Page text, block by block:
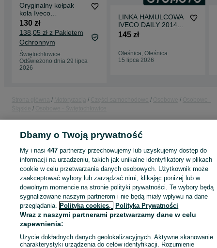
Oryginalny kołpak
koła Iveco
5801794827 felga 16
cali modele po 2014
roku
130 zł
138,05 zł z Pakietem
Ochronnym
Świętochłowice
Odświeżono dnia 29 lipca
2026
LINKA HAMULCOWA
IVECO DAILY 2014-
5802235434
145 zł
Oleśnica, Oleśnica
15 lipca 2026
KATEGORIA
ID:1069559571
Kup
Dbamy o Twoją prywatność
My i nasi447 partnerzy przechowujemy lub uzyskujemy dostęp do
informacji na urządzeniu, takich jak unikalne identyfikatory w plikach
cookie w celu przetwarzania danych osobowych. Użytkownik może
zaakceptować wybory lub zarządzać nimi, klikając poniżej lub w
dowolnym momencie na stronie polityki prywatności. Te wybory będą
sygnalizowane naszym partnerom i nie będą miały wpływu na dane
przeglądania. Polityka cookies, Polityka Prywatności
Wraz z naszymi partnerami przetwarzamy dane w celu
zapewnienia:
Użycie dokładnych danych geolokalizacyjnych. Aktywne skanowanie
charakterystyki urządzenia do celów identyfikacji. Rozumienie